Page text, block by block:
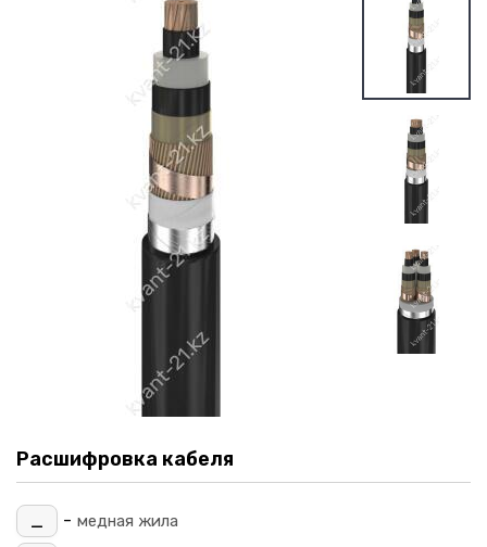
Расшифровка кабеля
_ - медная жила